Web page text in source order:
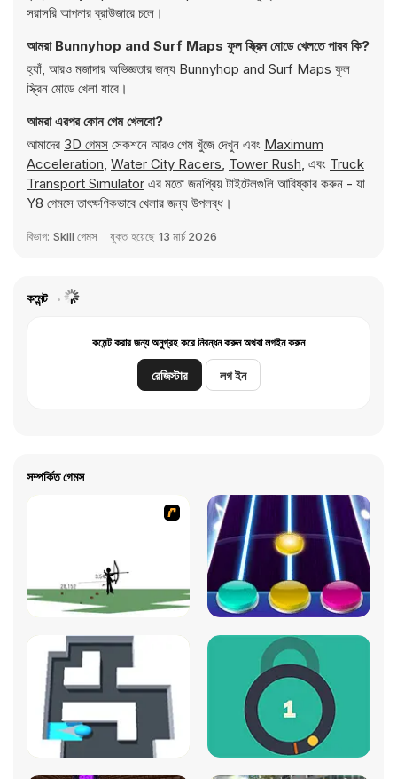
সরাসরি আপনার ব্রাউজারে চলে।
আমরা Bunnyhop and Surf Maps ফুল স্ক্রিন মোডে খেলতে পারব কি?
হ্যাঁ, আরও মজাদার অভিজ্ঞতার জন্য Bunnyhop and Surf Maps ফুল
স্ক্রিন মোডে খেলা যাবে।
আমরা এরপর কোন গেম খেলবো?
আমাদের 3D গেমস সেকশনে আরও গেম খুঁজে দেখুন এবং Maximum
Acceleration, Water City Racers, Tower Rush, এবং Truck
Transport Simulator এর মতো জনপ্রিয় টাইটেলগুলি আবিষ্কার করুন - যা
Y8 গেমসে তাৎক্ষণিকভাবে খেলার জন্য উপলব্ধ।
বিভাগ: Skill গেমস যুক্ত হয়েছে 13 মার্চ 2026
কমেন্ট
কমেন্ট করার জন্য অনুগ্রহ করে নিবন্ধন করুন অথবা লগইন করুন
রেজিস্টার লগ ইন
সম্পর্কিত গেমস